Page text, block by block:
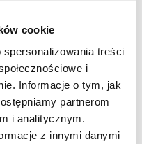
cookie
treści
i
Informacje o tym, jak
partnerom
i analitycznym.
z innymi danymi